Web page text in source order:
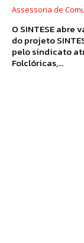
Assessoria de
O SINTESE abre
do projeto
pelo sindicato
Folclóricas,...